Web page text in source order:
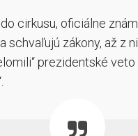
cirkusu, oficiálne
schvaľujú zákony, až z
prezidentské